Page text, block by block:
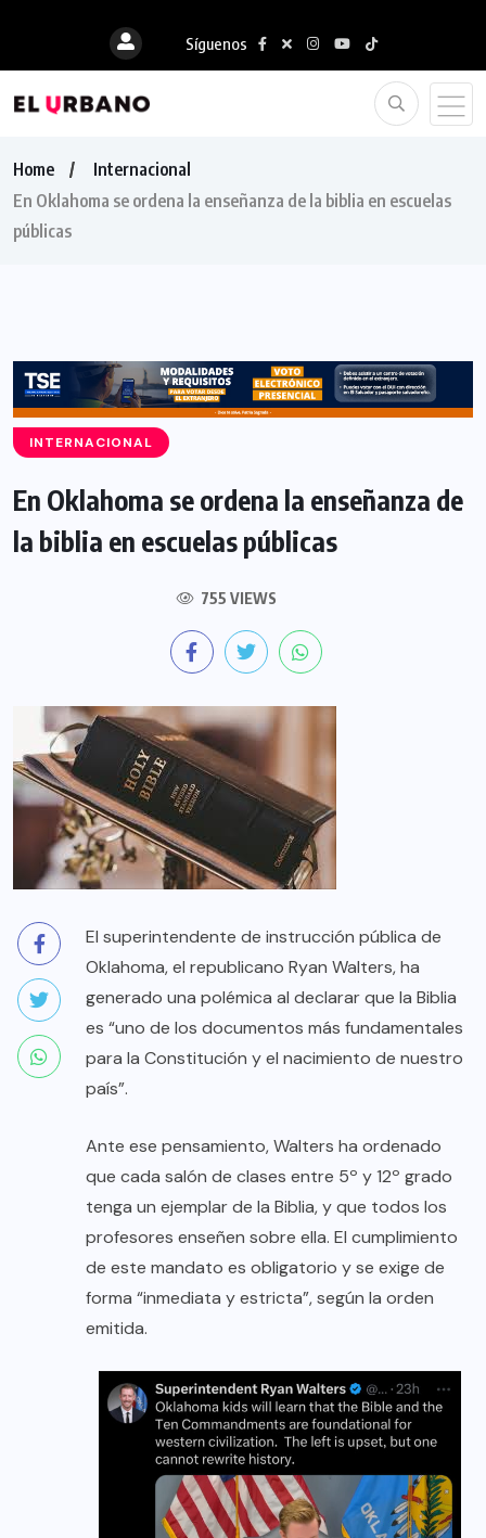
Síguenos
Home
Internacional
En Oklahoma se ordena la enseñanza de la biblia en escuelas
públicas
INTERNACIONAL
En Oklahoma se ordena la enseñanza de
la biblia en escuelas públicas
755 VIEWS
El superintendente de instrucción pública de
Oklahoma, el republicano Ryan Walters, ha
generado una polémica al declarar que la Biblia
es “uno de los documentos más fundamentales
para la Constitución y el nacimiento de nuestro
país”.
Ante ese pensamiento, Walters ha ordenado
que cada salón de clases entre 5º y 12º grado
tenga un ejemplar de la Biblia, y que todos los
profesores enseñen sobre ella. El cumplimiento
de este mandato es obligatorio y se exige de
forma “inmediata y estricta”, según la orden
emitida.